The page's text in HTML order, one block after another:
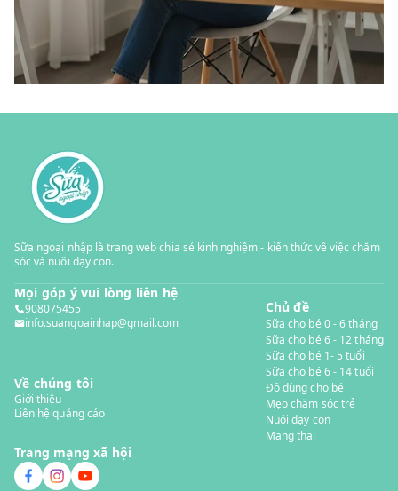
Sữa ngoại nhập là trang web chia sẻ kinh nghiệm - kiến thức về việc chăm
sóc và nuôi dạy con.
Mọi góp ý vui lòng liên hệ
908075455
info.suangoainhap@gmail.com
Về chúng tôi
Giới thiệu
Liên hệ quảng cáo
Trang mạng xã hội
Chủ đề
Sữa cho bé 0 - 6 tháng
Sữa cho bé 6 - 12 tháng
Sữa cho bé 1- 5 tuổi
Sữa cho bé 6 - 14 tuổi
Đồ dùng cho bé
Mẹo chăm sóc trẻ
Nuôi dạy con
Mang thai